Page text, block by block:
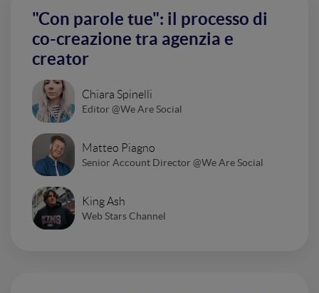
"Con parole tue": il processo di
co-creazione tra agenzia e
creator
Chiara Spinelli
Editor @We Are Social
Matteo Piagno
Senior Account Director @We Are Social
King Ash
Web Stars Channel